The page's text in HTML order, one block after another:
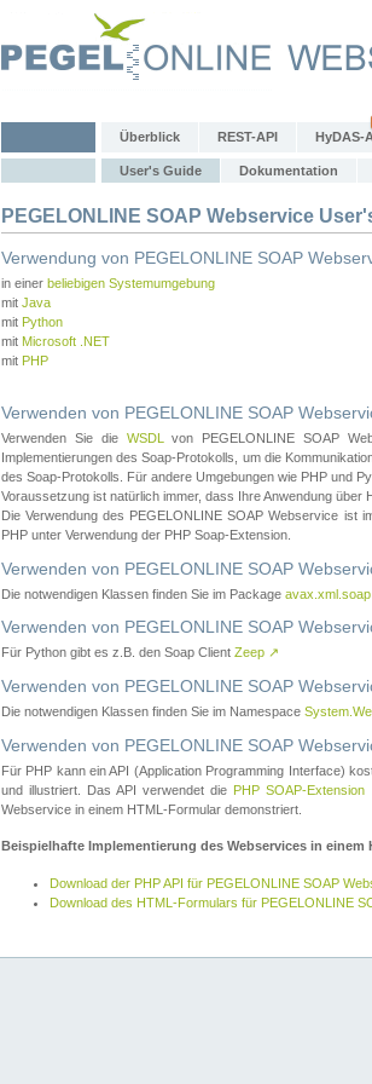
Überblick REST-API HyDAS-
User's Guide Dokumentation
PEGELONLINE SOAP Webservice
Verwendung von PEGELONLINE SOAP
in einer beliebigen Systemumgebung
mit Java
mit Python
mit Microsoft .NET
mit PHP
Verwenden von PEGELONLINE SOAP
Verwenden Sie die WSDL
von PEGELONLINE SOAP
Implementierungen des Soap-Protokolls, um die
des Soap-Protokolls. Für andere Umgebungen wie PHP und
Voraussetzung ist natürlich immer, dass Ihre Anwendung über
Die Verwendung des PEGELONLINE SOAP Webservice ist
PHP unter Verwendung der PHP Soap-Extension.
Verwenden von PEGELONLINE SOAP
Die notwendigen Klassen finden Sie im Package avax.xml.soap
Verwenden von PEGELONLINE SOAP
Für Python gibt es z.B. den Soap Client Zeep ↗
Verwenden von PEGELONLINE SOAP
Die notwendigen Klassen finden Sie im Namespace
Verwenden von PEGELONLINE SOAP
Für PHP kann ein API (Application Programming Interface)
und illustriert. Das API verwendet die PHP SOAP-Extension
Webservice in einem HTML-Formular demonstriert.
Beispielhafte Implementierung des Webservices in
Download der PHP API für PEGELONLINE SOAP
Download des HTML-Formulars für PEGELONLINE